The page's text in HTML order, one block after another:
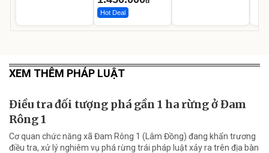
Hot Deal
XEM THÊM PHÁP LUẬT
Điều tra đối tượng phá gần 1 ha rừng ở Đam
Rông 1
Cơ quan chức năng xã Đam Rông 1 (Lâm Đồng) đang khẩn trương
điều tra, xử lý nghiêm vụ phá rừng trái pháp luật xảy ra trên địa bàn